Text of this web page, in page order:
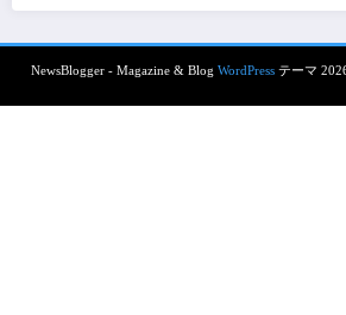
NewsBlogger - Magazine & Blog WordPress テーマ